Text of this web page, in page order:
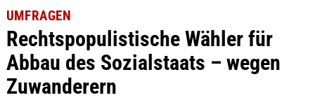
UMFRAGEN
Rechtspopulistische Wähler für
Abbau des Sozialstaats – wegen
Zuwanderern